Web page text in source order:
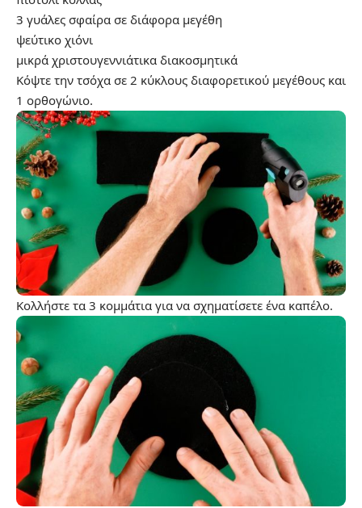
3 γυάλες σφαίρα σε διάφορα μεγέθη
ψεύτικο χιόνι
μικρά χριστουγεννιάτικα διακοσμητικά
Κόψτε την τσόχα σε 2 κύκλους διαφορετικού μεγέθους και
1 ορθογώνιο.
Κολλήστε τα 3 κομμάτια για να σχηματίσετε ένα καπέλο.